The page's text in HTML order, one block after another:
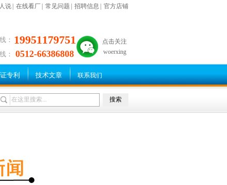
说 在线看厂 常见问题 招聘信息 官方店铺
点击关注
woerxing
： 19951179751
： 0512-66386808
专利 技术文章 联系我们
搜索